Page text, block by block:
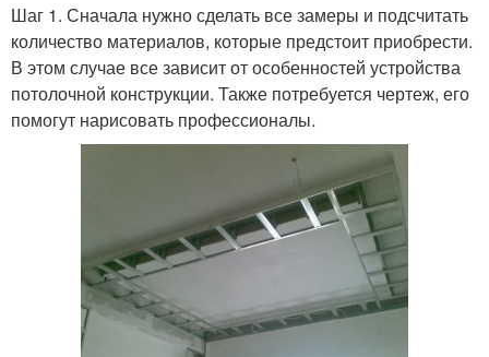
Шаг 1. Сначала нужно сделать все замеры и подсчитать
количество материалов, которые предстоит приобрести.
В этом случае все зависит от особенностей устройства
потолочной конструкции. Также потребуется чертеж, его
помогут нарисовать профессионалы.